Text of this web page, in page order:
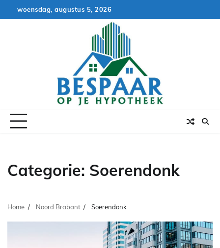
to
woensdag, augustus 5, 2026
Categorie: Soerendonk
Home Noord Brabant Soerendonk